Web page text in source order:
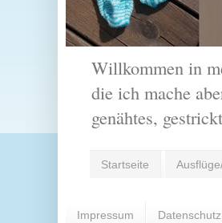
Willkommen in
die ich mache
genähtes,
Startseite
Impressum Datenschutz